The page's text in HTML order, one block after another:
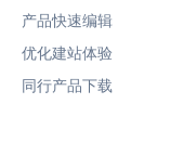
产品快速编辑
优化建站体验
同行产品下载